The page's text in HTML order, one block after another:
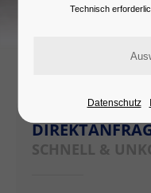
SCHNELL &
Technisch
Datenschutz